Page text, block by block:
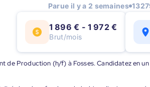
Parue il y a 2 semaines
1 896 € - 1 972 €
Brut/mois
de Production (h/f) à Fosses. Candidatez en